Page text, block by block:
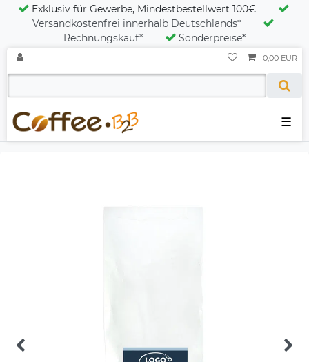
Exklusiv für Gewerbe, Mindestbestellwert 100€
Versandkostenfrei innerhalb Deutschlands*
Rechnungskauf*
Sonderpreise*
☰
0,00 EUR